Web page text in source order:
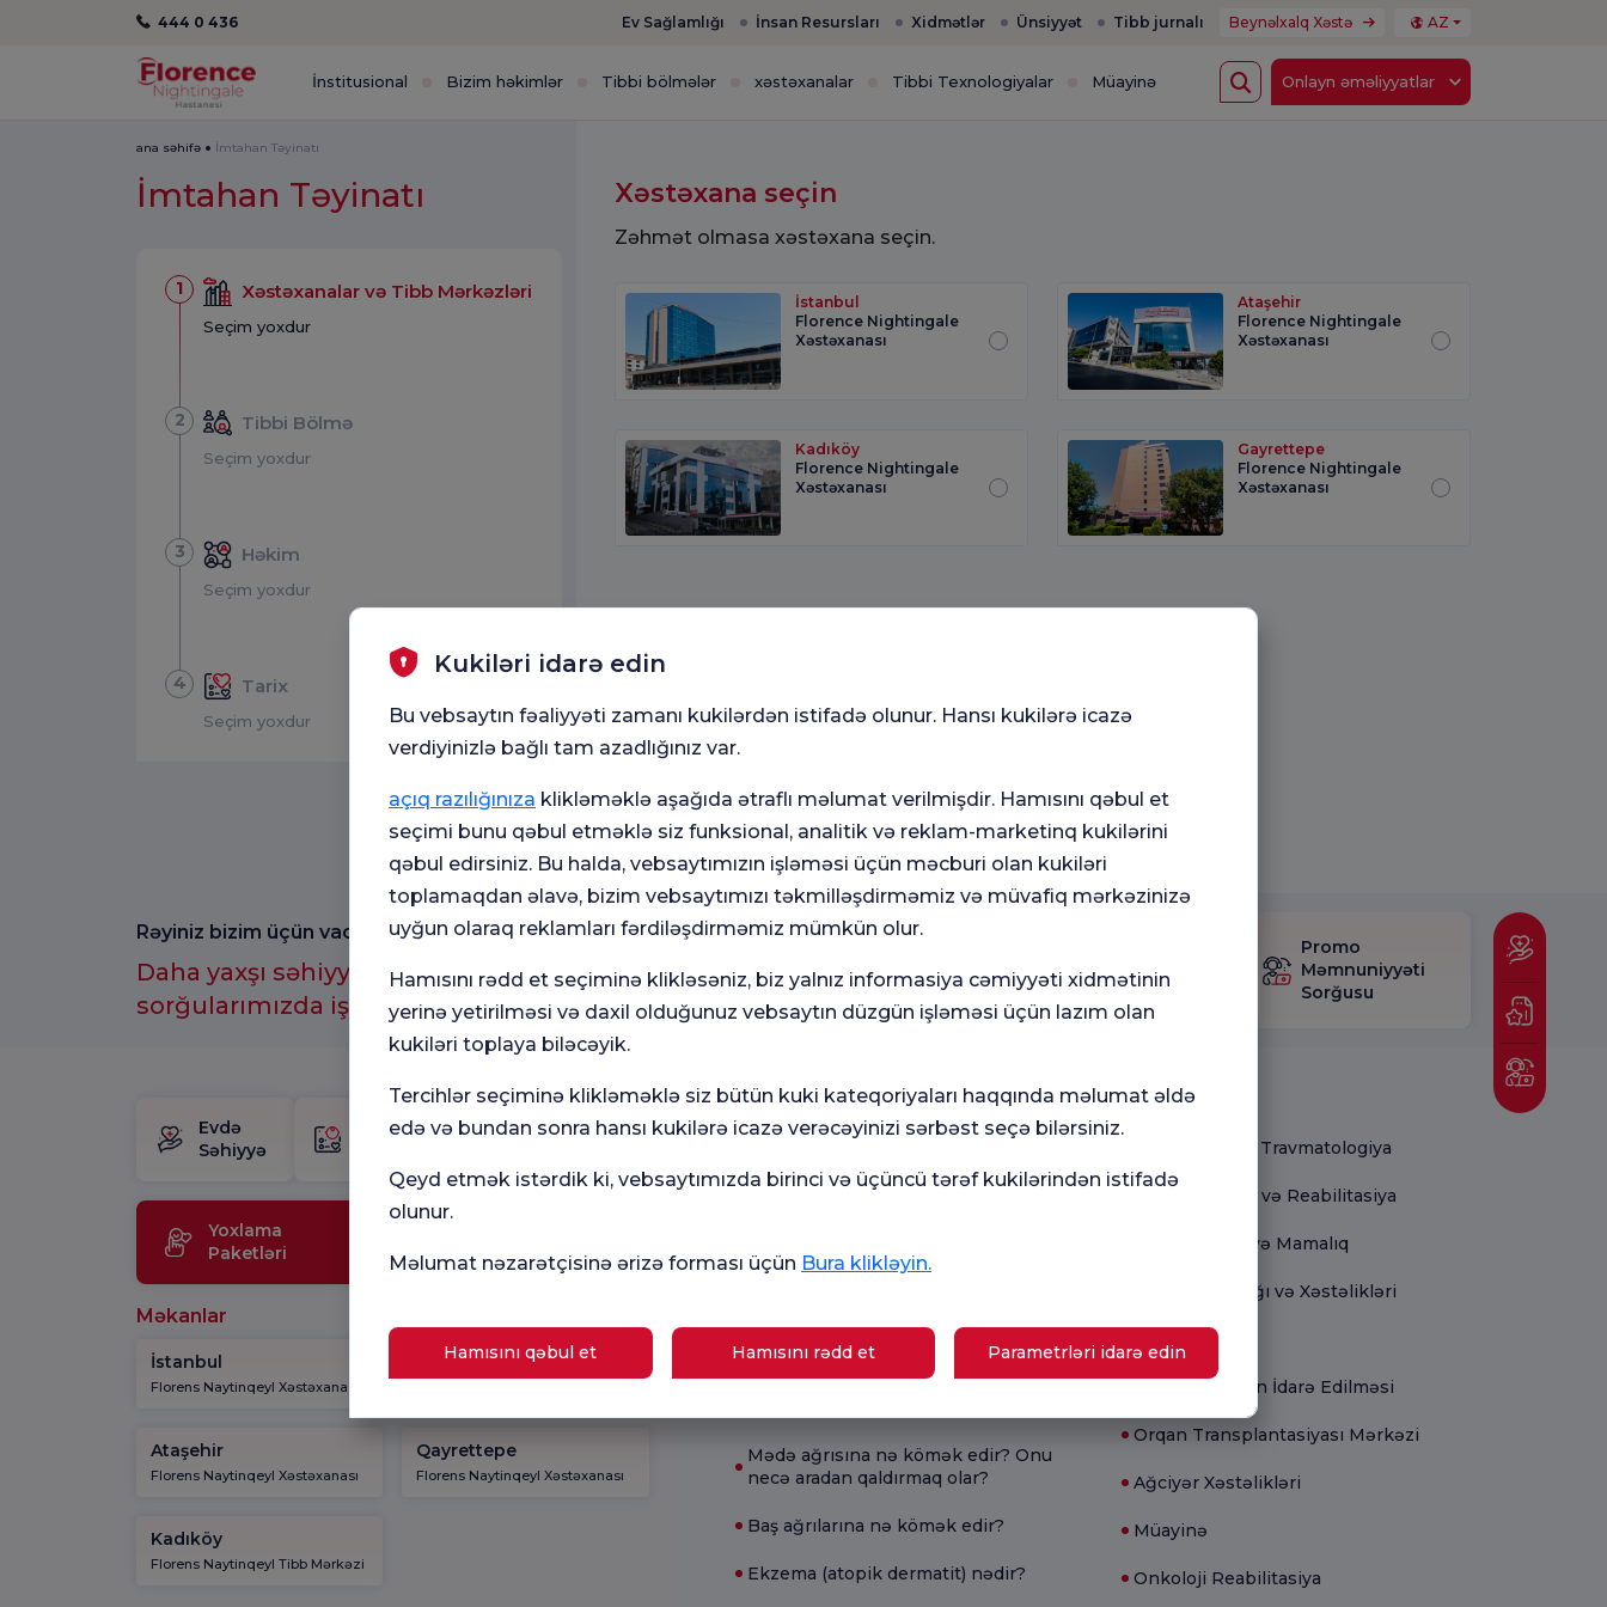
444 0 436 Ev Sağlamlığı İnsan Resursları Xidmətlər Ünsiyyət Tibb jurnalı Beynəlxalq Xəstə AZ
İnstitusional Bizim həkimlər Tibbi bölmələr xəstəxanalar Tibbi Texnologiyalar Müayinə Onlayn əməliyyatlar
ana səhifə İmtahan Təyinatı
İmtahan Təyinatı
1 Xəstəxanalar və Tibb Mərkəzləri
Seçim yoxdur
2 Tibbi Bölmə
Seçim yoxdur
3 Həkim
Seçim yoxdur
4 Tarix
Seçim yoxdur
Xəstəxana seçin
Zəhmət olmasa xəstəxana seçin.
İstanbul
Florence Nightingale
Xəstəxanası
Ataşehir
Florence Nightingale
Xəstəxanası
Kadıköy
Florence Nightingale
Xəstəxanası
Gayrettepe
Florence Nightingale
Xəstəxanası
Evdə
Səhiyyə
Doğum
Hamiləlik
Yoxlama
Paketləri
Texnologiyalar
Məkanlar
İstanbul
Florens Naytinqeyl Xəstəxanası
Kadıköy
Ataşehir
Florens Naytinqeyl Xəstəxanası
Qayrettepe
Florens Naytinqeyl Xəstəxanası
Kadıköy
Florens Naytinqeyl Tibb Mərkəzi
Mövcud Sağlamlıq
Hamiləliyin əlamətləri hansılardır?
hansılardır?
Hamiləlik testi nə vaxt aparılmalıdır?
Mədə ağrısına nə kömək edir? Onu
necə aradan qaldırmaq olar?
Baş ağrılarına nə kömək edir?
Ekzema (atopik dermatit) nədir?
Tibbi bölmələr
Ortopediya və Travmatologiya
Fiziki Terapiya və Reabilitasiya
Ginekologiya və Mamalıq
Uşaq Sağlamlığı və Xəstəlikləri
Yenidoğulmuş
Çiçək Çəkisinin İdarə Edilməsi
Orqan Transplantasiyası Mərkəzi
Ağciyər Xəstəlikləri
Müayinə
Onkoloji Reabilitasiya
Rəyiniz bizim üçün vacibdir.
Daha yaxşı səhiyyə təcrübəsi üçün
sorğularımızda iştirak etməyi unutmayın.
Məmnuniyyət
Sorğusu
Sorğusunu
yoxlayın.
Promo
Məmnuniyyəti
Sorğusu
Kukiləri idarə edin
Bu vebsaytın fəaliyyəti zamanı kukilərdən istifadə olunur. Hansı kukilərə icazə
verdiyinizlə bağlı tam azadlığınız var.
açıq razılığınıza klikləməklə aşağıda ətraflı məlumat verilmişdir. Hamısını qəbul et
seçimi bunu qəbul etməklə siz funksional, analitik və reklam-marketinq kukilərini
qəbul edirsiniz. Bu halda, vebsaytımızın işləməsi üçün məcburi olan kukiləri
toplamaqdan əlavə, bizim vebsaytımızı təkmilləşdirməmiz və müvafiq mərkəzinizə
uyğun olaraq reklamları fərdiləşdirməmiz mümkün olur.
Hamısını rədd et seçiminə klikləsəniz, biz yalnız informasiya cəmiyyəti xidmətinin
yerinə yetirilməsi və daxil olduğunuz vebsaytın düzgün işləməsi üçün lazım olan
kukiləri toplaya biləcəyik.
Tercihlər seçiminə klikləməklə siz bütün kuki kateqoriyaları haqqında məlumat əldə
edə və bundan sonra hansı kukilərə icazə verəcəyinizi sərbəst seçə bilərsiniz.
Qeyd etmək istərdik ki, vebsaytımızda birinci və üçüncü tərəf kukilərindən istifadə
olunur.
Məlumat nəzarətçisinə ərizə forması üçün Bura klikləyin.
Hamısını qəbul et Hamısını rədd et Parametrləri idarə edin